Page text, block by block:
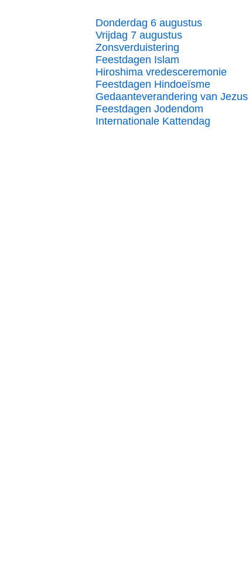
Donderdag 6 augustus
Vrijdag 7 augustus
Zonsverduistering
Feestdagen Islam
Hiroshima vredesceremonie
Feestdagen Hindoeïsme
Gedaanteverandering van Jezus
Feestdagen Jodendom
Internationale Kattendag